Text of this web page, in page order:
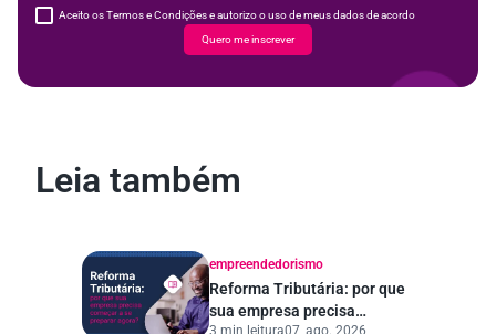
Aceito os Termos e Condições e autorizo o uso de meus dados de acordo
Quero me inscrever
Leia também
empreendedorismo
Reforma Tributária: por que
sua empresa precisa
3 min leitura07, ago. 2026